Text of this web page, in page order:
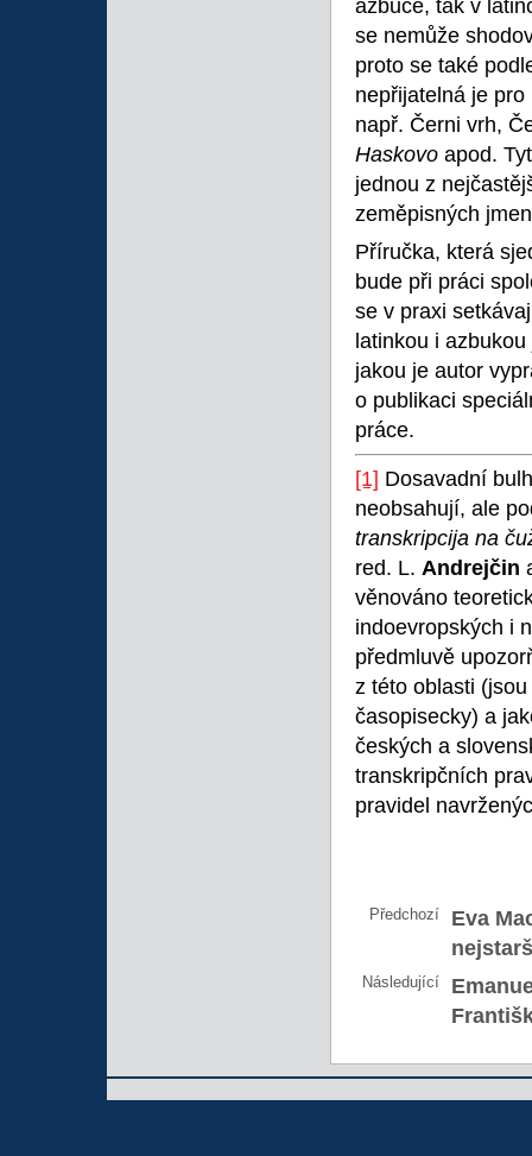
azbuce, tak v
se nemůže
proto se také
nepřijatelná je
např. Černi vrh,
Haskovo apod.
jednou z
zeměpisných
Příručka, která
bude při práci
se v praxi
latinkou i
jakou je autor
o publikaci
práce.
[1] Dosavadní
neobsahují, ale
transkripcija na
red. L. Andrejčin
věnováno
indoevropských i
předmluvě
z této oblasti
časopisecky) a
českých a
transkripčních
pravidel
Předchozí
Eva
Následující